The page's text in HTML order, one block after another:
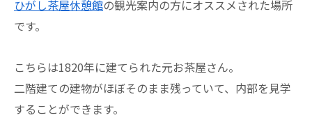
ひがし茶屋休憩館の観光案内の方にオススメされた場所
です。
こちらは1820年に建てられた元お茶屋さん。
二階建ての建物がほぼそのまま残っていて、内部を見学
することができます。